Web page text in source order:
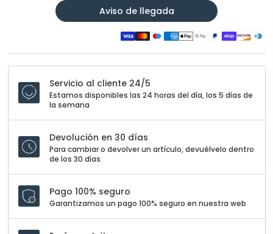
Aviso de llegada
Servicio al cliente 24/5
Estamos disponibles las 24 horas del día, los 5 días de
la semana
Devolución en 30 días
Para cambiar o devolver un artículo, devuélvelo dentro
de los 30 días
Pago 100% seguro
Garantizamos un pago 100% seguro en nuestra web